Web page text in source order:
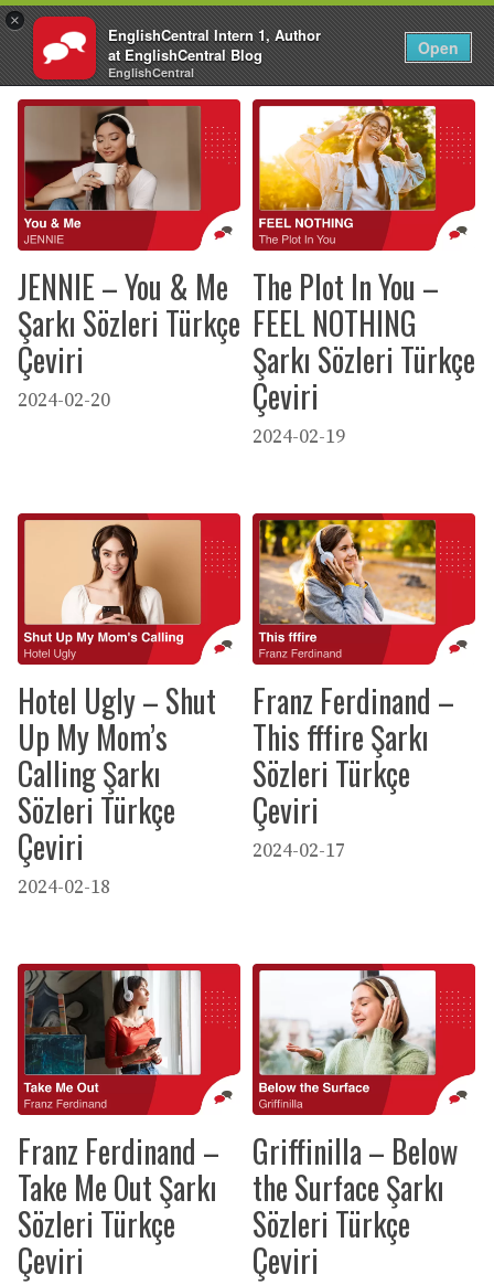
×
EnglishCentral Intern 1, Author
at EnglishCentral Blog
EnglishCentral
Open
Giriş Yap TR
İçeriğe
atla
JENNIE – You & Me
Şarkı Sözleri Türkçe
Çeviri
2024-02-20
The Plot In You –
FEEL NOTHING
Şarkı Sözleri Türkçe
Çeviri
2024-02-19
Hotel Ugly – Shut
Up My Mom’s
Calling Şarkı
Sözleri Türkçe
Çeviri
2024-02-18
Franz Ferdinand –
This fffire Şarkı
Sözleri Türkçe
Çeviri
2024-02-17
Franz Ferdinand –
Take Me Out Şarkı
Sözleri Türkçe
Çeviri
Griffinilla – Below
the Surface Şarkı
Sözleri Türkçe
Çeviri